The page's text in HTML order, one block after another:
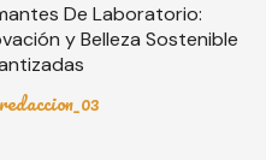
De Laboratorio:
y Belleza Sostenible
redaccion_03